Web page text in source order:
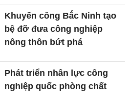
Khuyến công Bắc Ninh tạo
bệ đỡ đưa công nghiệp
nông thôn bứt phá
Phát triển nhân lực công
nghiệp quốc phòng chất